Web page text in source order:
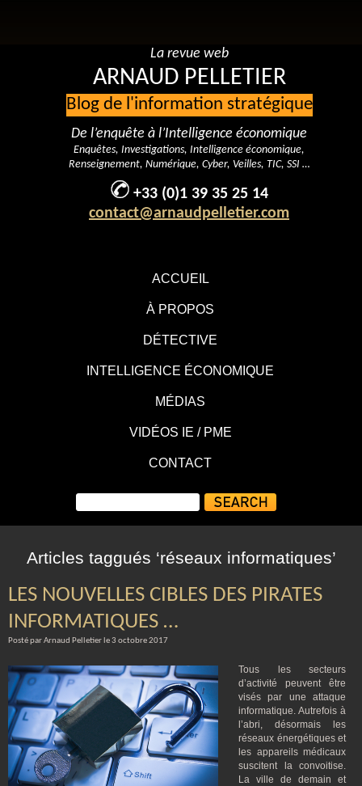
ACCUEIL
À PROPOS
DÉTECTIVE
INTELLIGENCE ÉCONOMIQUE
MÉDIAS
VIDÉOS IE / PME
CONTACT
La revue web
ARNAUD PELLETIER
Blog de l'information stratégique
De l’enquête à l’Intelligence économique
Enquêtes, Investigations, Intelligence économique,
Renseignement, Numérique, Cyber, Veilles, TIC, SSI …
+33 (0)1 39 35 25 14
contact@arnaudpelletier.com
Articles taggués ‘réseaux informatiques’
LES NOUVELLES CIBLES DES PIRATES
INFORMATIQUES …
Posté par Arnaud Pelletier le 3 octobre 2017
Tous les secteurs
d’activité peuvent être
visés par une attaque
informatique. Autrefois à
l’abri, désormais les
réseaux énergétiques et
les appareils médicaux
suscitent la convoitise.
La ville de demain et